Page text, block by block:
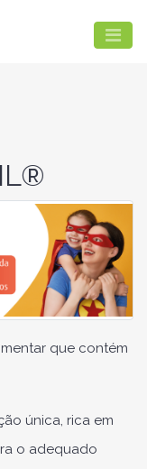
que contém
única, rica em
o adequado